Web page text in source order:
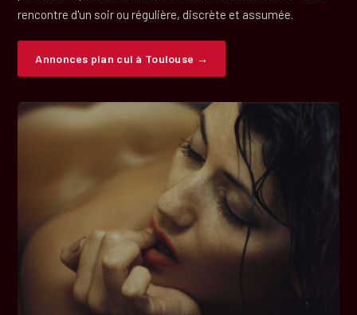
rencontre d'un soir ou régulière, discrète et assumée.
Annonces plan cul à Toulouse →